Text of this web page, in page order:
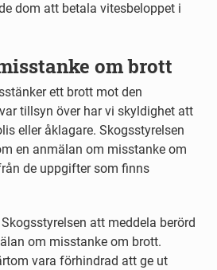
dom att betala vitesbeloppet i
om brott
ett brott mot den
tillsyn över har vi skyldighet att
eller åklagare. Skogsstyrelsen
en anmälan om misstanke om
de uppgifter som finns
att meddela berörd
om misstanke om brott.
vara förhindrad att ge ut